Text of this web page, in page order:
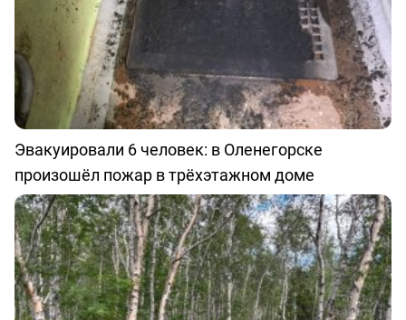
Эвакуировали 6 человек: в Оленегорске
произошёл пожар в трёхэтажном доме